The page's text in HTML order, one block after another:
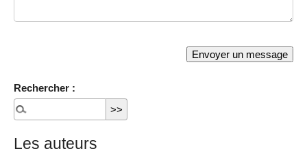
Rechercher :
Les auteurs